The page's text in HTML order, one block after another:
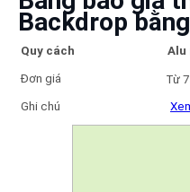
Backdrop
Quy cách Alu
Đơn giá Từ
Ghi chú